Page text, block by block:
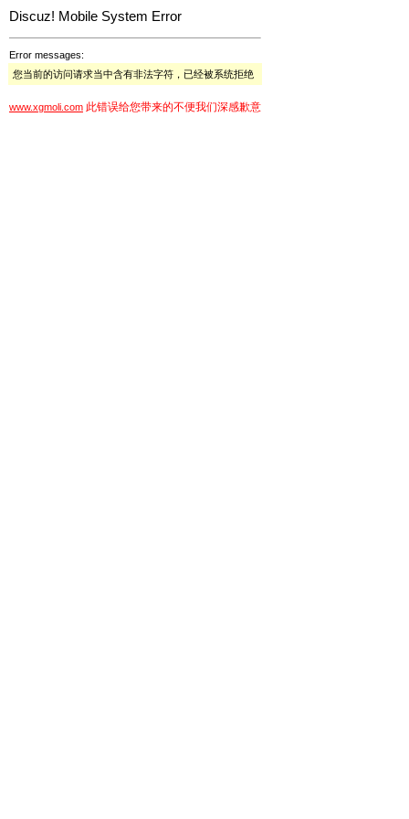
Discuz! Mobile System Error
Error messages:
您当前的访问请求当中含有非法字符，已经被系统拒绝
www.xgmoli.com 此错误给您带来的不便我们深感歉意